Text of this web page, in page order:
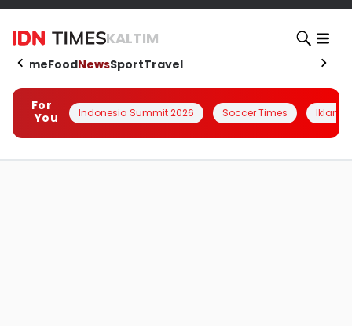
KALTIM
HomeFoodNewsSportTravel
For
You
Indonesia Summit 2026 Soccer Times Iklanin